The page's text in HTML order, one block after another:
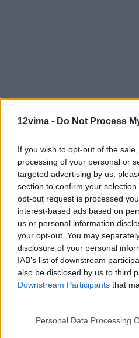
12vima - Do Not Process
If you wish to opt-out of the
processing of your personal or
targeted advertising by us,
section to confirm your
opt-out request is processed
interest-based ads based on
us or personal information
your opt-out. You may
disclosure of your personal
IAB’s list of downstream
also be disclosed by us to third
Downstream Participants that
Personal Data Processing